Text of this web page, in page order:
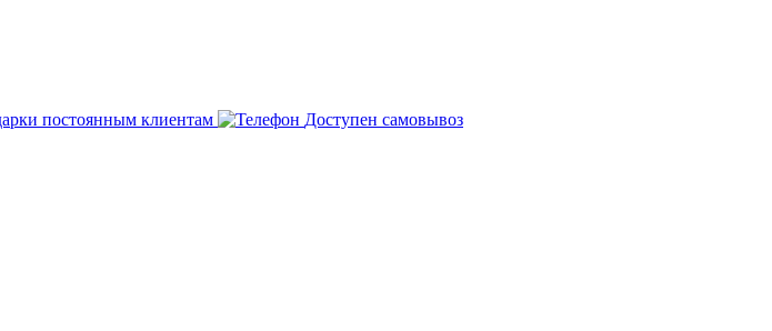
постоянным клиентам Доступен самовывоз